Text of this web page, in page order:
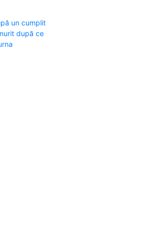
un cumplit
după ce